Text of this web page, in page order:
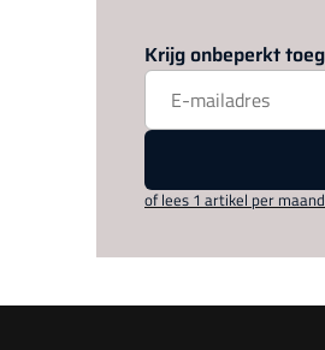
Krijg onbeperkt
of lees 1 artikel per